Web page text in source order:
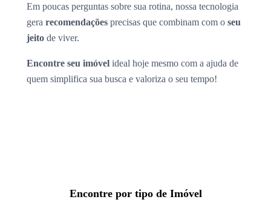
Em poucas perguntas sobre sua rotina, nossa tecnologia
gera recomendações precisas que combinam com o seu
jeito de viver.
Encontre seu imóvel ideal hoje mesmo com a ajuda de
quem simplifica sua busca e valoriza o seu tempo!
Encontre por tipo de Imóvel